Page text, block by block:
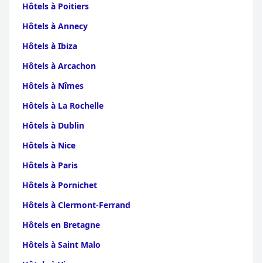
Hôtels à Poitiers
Hôtels à Annecy
Hôtels à Ibiza
Hôtels à Arcachon
Hôtels à Nîmes
Hôtels à La Rochelle
Hôtels à Dublin
Hôtels à Nice
Hôtels à Paris
Hôtels à Pornichet
Hôtels à Clermont-Ferrand
Hôtels en Bretagne
Hôtels à Saint Malo